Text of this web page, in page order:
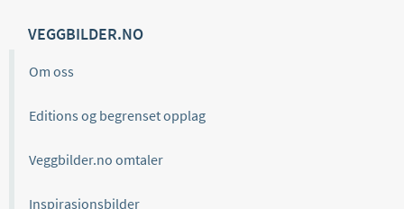
VEGGBILDER.NO
Om oss
Editions og begrenset opplag
Veggbilder.no omtaler
Inspirasjonsbilder